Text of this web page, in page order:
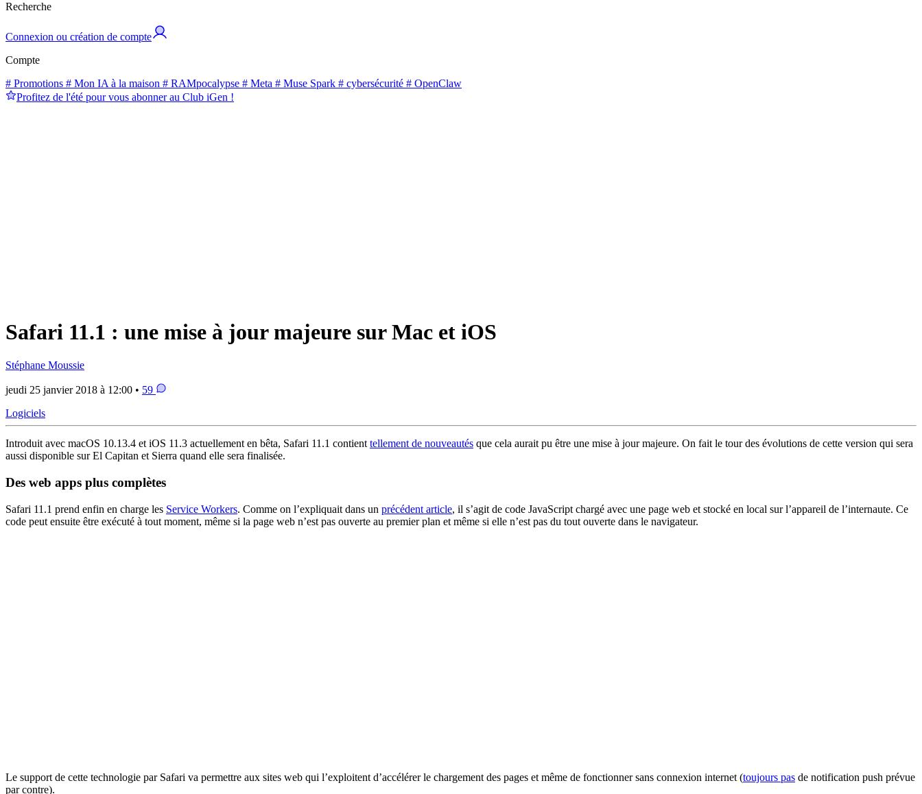
Recherche
Connexion ou création de compte
Compte
# Promotions # Mon IA à la maison # RAMpocalypse # Meta # Muse Spark # cybersécurité # OpenClaw
Profitez de l'été pour vous abonner au Club iGen !
Safari 11.1 : une mise à jour majeure sur Mac et iOS
Stéphane Moussie
jeudi 25 janvier 2018 à 12:00 • 59
Logiciels
Introduit avec macOS 10.13.4 et iOS 11.3 actuellement en bêta, Safari 11.1 contient tellement de nouveautés que cela aurait pu être une mise à jour majeure. On fait le tour des évolutions de cette version qui sera
aussi disponible sur El Capitan et Sierra quand elle sera finalisée.
Des web apps plus complètes
Safari 11.1 prend enfin en charge les Service Workers. Comme on l’expliquait dans un précédent article, il s’agit de code JavaScript chargé avec une page web et stocké en local sur l’appareil de l’internaute. Ce
code peut ensuite être exécuté à tout moment, même si la page web n’est pas ouverte au premier plan et même si elle n’est pas du tout ouverte dans le navigateur.
Le support de cette technologie par Safari va permettre aux sites web qui l’exploitent d’accélérer le chargement des pages et même de fonctionner sans connexion internet (toujours pas de notification push prévue
par contre).